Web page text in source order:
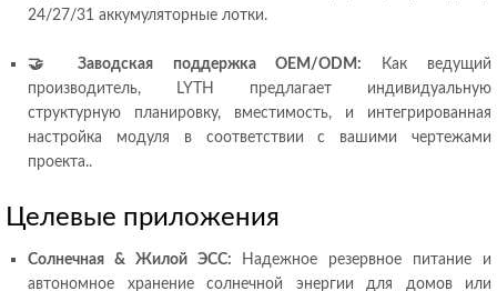
24/27/31 аккумуляторные лотки.
🤝 Заводская поддержка OEM/ODM: Как ведущий
производитель, LYTH предлагает индивидуальную
структурную планировку, вместимость, и интегрированная
настройка модуля в соответствии с вашими чертежами
проекта..
Целевые приложения
Солнечная & Жилой ЭСС: Надежное резервное питание и
автономное хранение солнечной энергии для домов или